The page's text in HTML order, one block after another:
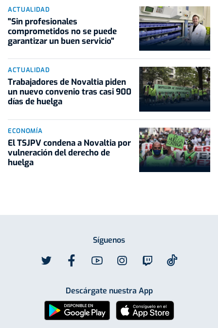
ACTUALIDAD
"Sin profesionales
comprometidos no se puede
garantizar un buen servicio"
ACTUALIDAD
Trabajadores de Novaltia piden
un nuevo convenio tras casi 900
días de huelga
ECONOMÍA
El TSJPV condena a Novaltia por
vulneración del derecho de
huelga
Síguenos
Descárgate nuestra App